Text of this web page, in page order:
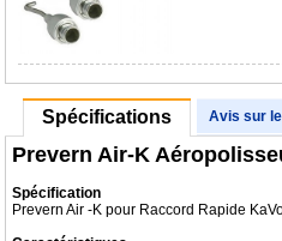
Spécifications Avis sur
Prevern Air-K
Spécification
Prevern Air -K pour Raccord Rapide